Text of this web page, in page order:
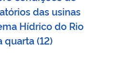
das usinas
Hídrico do Rio
quarta (12)